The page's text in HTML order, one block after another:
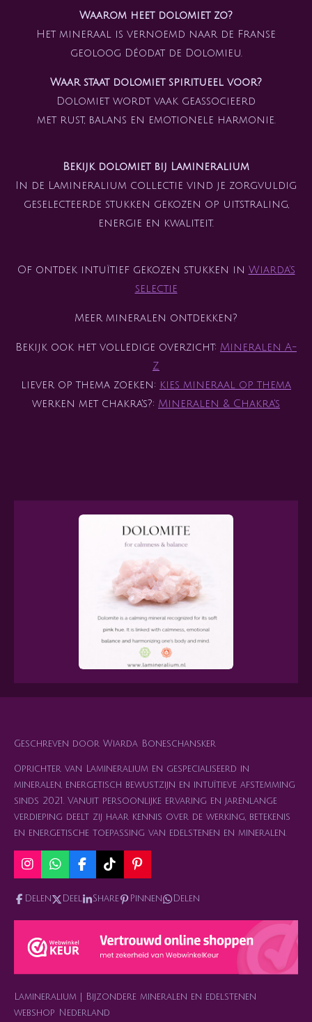
Waarom heet dolomiet zo?
Het mineraal is vernoemd naar de Franse
geoloog Déodat de Dolomieu.
Waar staat dolomiet spiritueel voor?
Dolomiet wordt vaak geassocieerd
met rust, balans en emotionele harmonie.
Bekijk dolomiet bij Lamineralium
In de Lamineralium collectie vind je zorgvuldig
geselecteerde stukken gekozen op uitstraling,
energie en kwaliteit.
Of ontdek intuïtief gekozen stukken in Wiarda’s
selectie
Meer mineralen ontdekken?
Bekijk ook het volledige overzicht: Mineralen A-
Z
liever op thema zoeken: kies mineraal op thema
werken met chakra's?: Mineralen & Chakra's
Geschreven door Wiarda Boneschansker
Oprichter van Lamineralium en gespecialiseerd in
mineralen, energetisch bewustzijn en intuïtieve afstemming
sinds 2021. Vanuit persoonlijke ervaring en jarenlange
verdieping deelt zij haar kennis over de werking, betekenis
en energetische toepassing van edelstenen en mineralen.
I
n
s
a
r
a
W
h
a
t
s
p
p
F
a
c
e
b
T
i
k
o
P
i
n
e
e
s
Delen Deel Share Pinnen Delen
Lamineralium | Bijzondere mineralen en edelstenen
webshop Nederland